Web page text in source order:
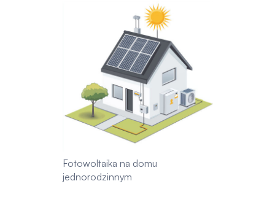
Fotowoltaika na domu
jednorodzinnym